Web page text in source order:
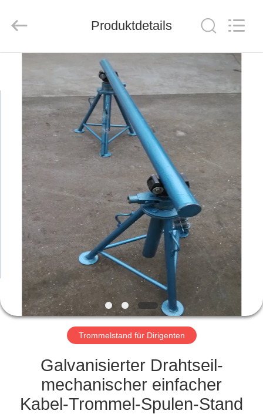
PRODUKTE
ÜBER
UNS
WERKSBESICHTIGUNG
QUALITÄTSKONTROLLE
NEUIGKEITEN
BITTE UM
ANGEBOT
SITEMAP
Tools
Co.,Ltd..
Reserved.
Produktdetails
Trommelstand für Dirigenten
Galvanisierter Drahtseil-
mechanischer einfacher
Kabel-Trommel-Spulen-Stand